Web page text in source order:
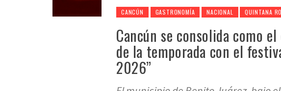
CANCÚN GASTRONOMÍA NACIONAL QUINTANA
Cancún se consolida como
de la temporada con el
2026”